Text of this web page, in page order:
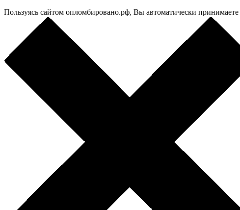
Пользуясь сайтом опломбировано.рф, Вы автоматически принимаете